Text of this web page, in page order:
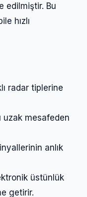
edilmiştir. Bu
hızlı
radar tiplerine
uzak mesafeden
anlık
üstünlük
getirir.